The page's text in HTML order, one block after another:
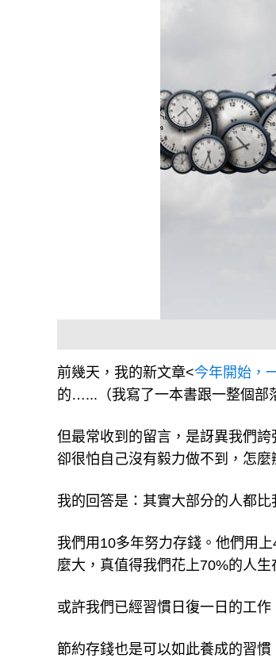
前幾天，我的新文章<今年開始，
的…...（我寫了一本書跟一整個部
但最常收到的留言，是訝異我們
卻很怕自己沒有毅力做不到，怎麼
我的回答是：其實大部分的人都比
我們用10多年努力存錢。他們用
麼大，真值得我們花上70%的人生
或許我們已經習慣日復一日的工
節約存錢也是可以如此養成的習